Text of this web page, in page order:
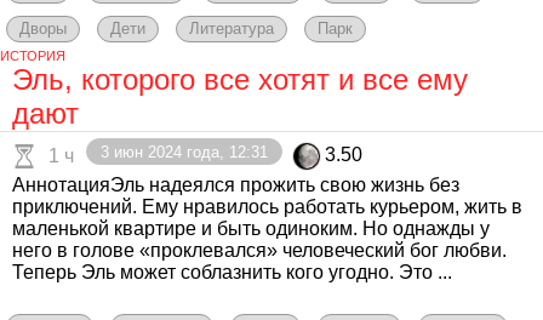
Дворы Дети Литература Парк
ИСТОРИЯ
Эль, которого все хотят и все ему
дают
1 ч 3 июн 2024 года, 12:31
3.50
АннотацияЭль надеялся прожить свою жизнь без
приключений. Ему нравилось работать курьером, жить в
маленькой квартире и быть одиноким. Но однажды у
него в голове «проклевался» человеческий бог любви.
Теперь Эль может соблазнить кого угодно. Это ...